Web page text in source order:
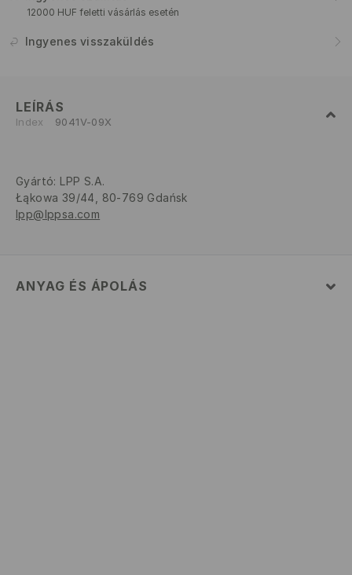
12000 HUF feletti vásárlás esetén
Ingyenes visszaküldés
LEÍRÁS
Index 9041V-09X
Gyártó: LPP S.A.
Łąkowa 39/44, 80-769 Gdańsk
lpp@lppsa.com
ANYAG ÉS ÁPOLÁS